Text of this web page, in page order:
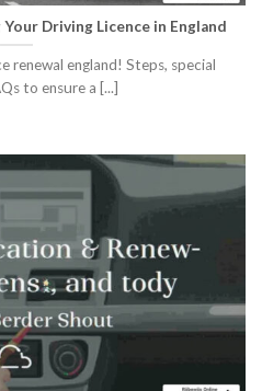
Driving Licence in England
renewal england! Steps, special
to ensure a [...]